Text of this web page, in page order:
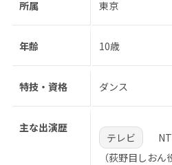
所属 東京
年齢 10歳
特技・資格 ダンス
主な出演歴
テレビ
（荻野目しおん